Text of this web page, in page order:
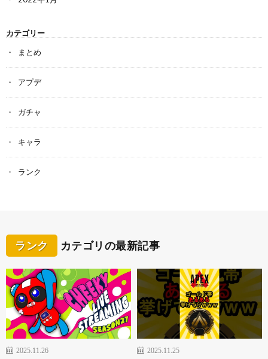
カテゴリー
まとめ
アプデ
ガチャ
キャラ
ランク
ランク カテゴリの最新記事
2025.11.26 2025.11.25